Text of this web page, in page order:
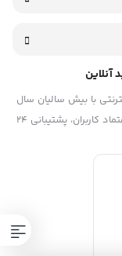
با بیش سالیان سال
تجربه، با پایبندی به سه اصل، پرداخت امن و مورد اعتماد کاربران، پشتیبانی 24
فروشگاه‌های معتبر
شود. به محض ورود به
هر آنچه که نیاز دارید و به
از همراهی و اعتماد